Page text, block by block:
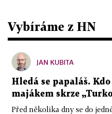
Vybíráme z HN
JAN KUBITA
Hledá se papaláš.
majákem skrze
Před několika dny se do